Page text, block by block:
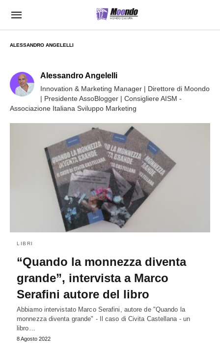
ALESSANDRO ANGELELLI
Alessandro Angelelli
Innovation & Marketing Manager | Direttore di Moondo
| Presidente AssoBlogger | Consigliere AISM -
Associazione Italiana Sviluppo Marketing
LIBRI
“Quando la monnezza diventa
grande”, intervista a Marco
Serafini autore del libro
Abbiamo intervistato Marco Serafini, autore de "Quando la
monnezza diventa grande" - Il caso di Civita Castellana - un
libro…
8 Agosto 2022